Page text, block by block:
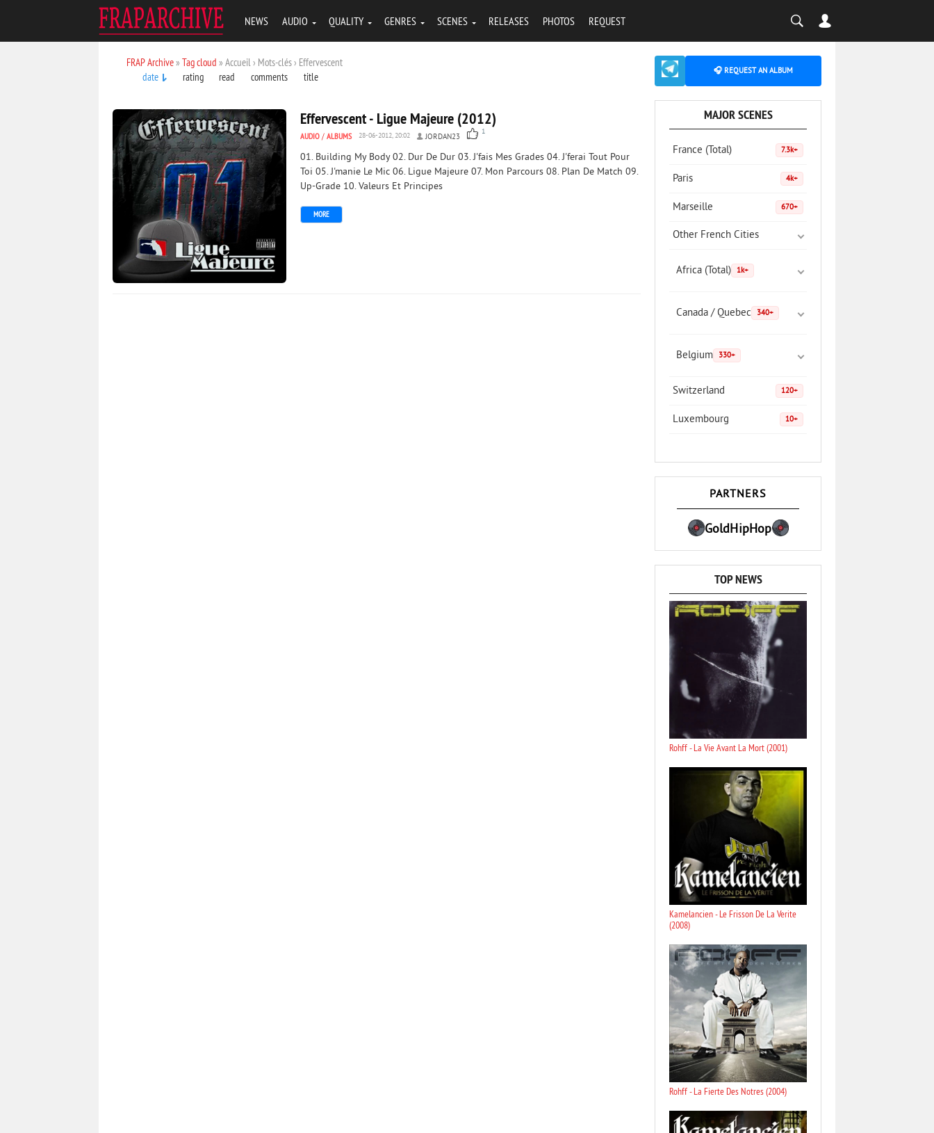
NEWS AUDIO QUALITY GENRES SCENES RELEASES PHOTOS REQUEST
FRAP Archive» Tag cloud » Accueil › Mots-clés › Effervescent
date
rating read comments title
Effervescent - Ligue Majeure (2012)
AUDIO / ALBUMS 28-06-2012, 20:02 JORDAN23
1
01. Building My Body 02. Dur De Dur 03. J'fais Mes Grades 04. J'ferai Tout Pour
Toi 05. J'manie Le Mic 06. Ligue Majeure 07. Mon Parcours 08. Plan De Match 09.
Up-Grade 10. Valeurs Et Principes
MORE
🎧 REQUEST AN ALBUM
MAJOR SCENES
France (Total) 7.3k+
Paris 4k+
Marseille 670+
Other French Cities
Africa (Total) 1k+
Canada / Quebec 340+
Belgium 330+
Switzerland 120+
Luxembourg 10+
PARTNERS
GoldHipHop
TOP NEWS
Rohff - La Vie Avant La Mort (2001)
Kamelancien - Le Frisson De La Verite
(2008)
Rohff - La Fierte Des Notres (2004)